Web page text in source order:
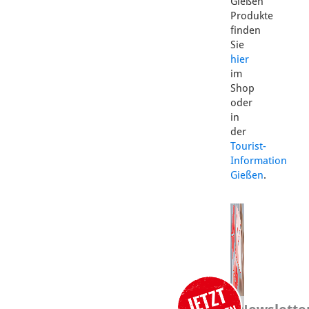
Produkte
finden
Sie
hier
im
Shop
oder
in
der
Tourist-
Information
Gießen.